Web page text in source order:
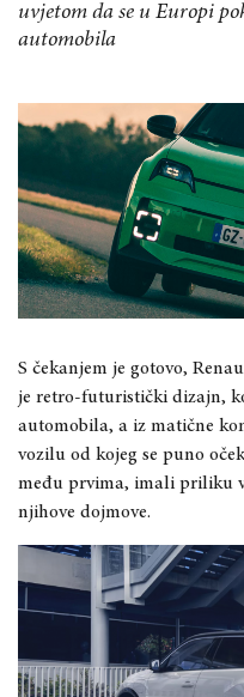
uvjetom da se u Europi
automobila
S čekanjem je gotovo,
je retro-futuristički dizajn,
automobila, a iz matične
vozilu od kojeg se puno
među prvima, imali priliku
njihove dojmove.